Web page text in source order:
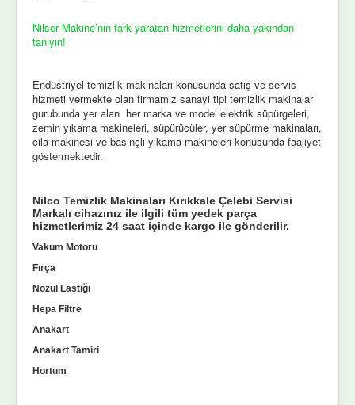
Nilser Makine’nın fark yaratan hizmetlerini daha yakından
tanıyın!
Endüstriyel temizlik makinaları konusunda satış ve servis
hizmeti vermekte olan firmamız sanayi tipi temizlik makinalar
gurubunda yer alan her marka ve model elektrik süpürgeleri,
zemin yıkama makineleri, süpürücüler, yer süpürme makinaları,
cila makinesi ve basınçlı yıkama makineleri konusunda faaliyet
göstermektedir.
Nilco Temizlik Makinaları Kırıkkale Çelebi Servisi
Markalı cihazınız ile ilgili tüm yedek parça
hizmetlerimiz 24 saat içinde kargo ile gönderilir.
Vakum Motoru
Fırça
Nozul Lastiği
Hepa Filtre
Anakart
Anakart Tamiri
Hortum